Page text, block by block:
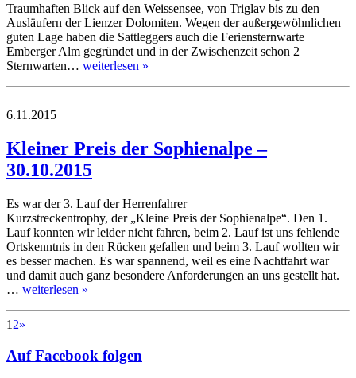
Traumhaften Blick auf den Weissensee, von Triglav bis zu den
Ausläufern der Lienzer Dolomiten. Wegen der außergewöhnlichen
guten Lage haben die Sattleggers auch die Feriensternwarte
Emberger Alm gegründet und in der Zwischenzeit schon 2
Sternwarten… weiterlesen »
6.11.2015
Kleiner Preis der Sophienalpe –
30.10.2015
Es war der 3. Lauf der Herrenfahrer
Kurzstreckentrophy, der „Kleine Preis der Sophienalpe“. Den 1.
Lauf konnten wir leider nicht fahren, beim 2. Lauf ist uns fehlende
Ortskenntnis in den Rücken gefallen und beim 3. Lauf wollten wir
es besser machen. Es war spannend, weil es eine Nachtfahrt war
und damit auch ganz besondere Anforderungen an uns gestellt hat.
… weiterlesen »
1 2»
Auf Facebook folgen